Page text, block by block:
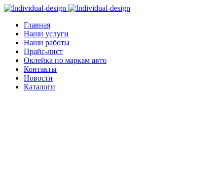
Главная
Наши услуги
Наши работы
Прайс-лист
Оклейка по маркам авто
Контакты
Новости
Каталоги